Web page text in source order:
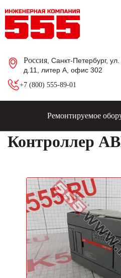
Россия , Санкт-Петербург,
д.11, литер А, офис 302
+7 (800) 555-89-01
Ремонтируемое
Контроллер